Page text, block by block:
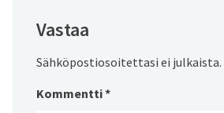
Vastaa
Sähköpostiosoitettasi ei julkaista.
Kommentti*